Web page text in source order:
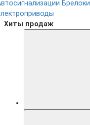
Брелоки
Хиты продаж